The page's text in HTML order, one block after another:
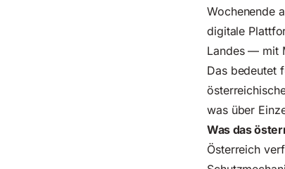
Wochenende
digitale
Landes — mit
Das bedeutet
was über
Was das
Österreich